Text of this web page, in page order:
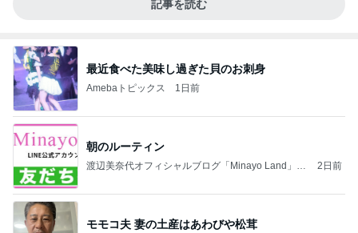
記事を読む
最近食べた美味し過ぎた貝のお刺身
Amebaトピックス 1日前
朝のルーティン
渡辺美奈代オフィシャルブログ「Minayo Land」P
2日前
モモコ夫 妻の土産はあわびや松茸